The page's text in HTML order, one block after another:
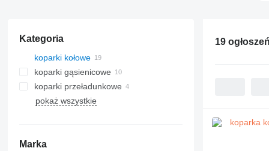
Kategoria
koparki kołowe
koparki gąsienicowe
koparki przeładunkowe
pokaż wszystkie
Marka
19